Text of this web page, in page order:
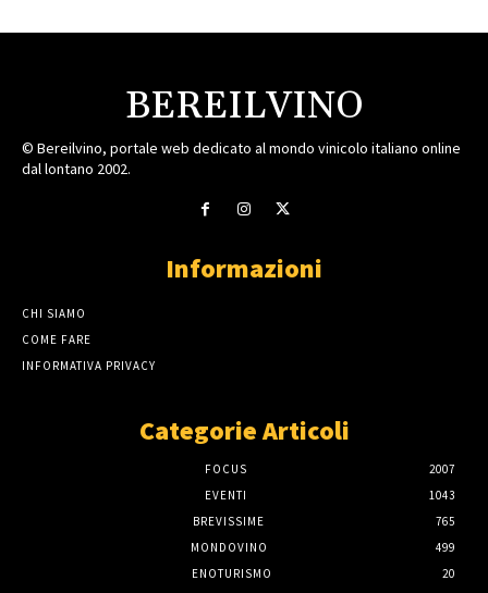
BEREILVINO
© Bereilvino, portale web dedicato al mondo vinicolo italiano online
dal lontano 2002.
Informazioni
CHI SIAMO
COME FARE
INFORMATIVA PRIVACY
Categorie Articoli
FOCUS
2007
EVENTI
1043
BREVISSIME
765
MONDOVINO
499
ENOTURISMO
20